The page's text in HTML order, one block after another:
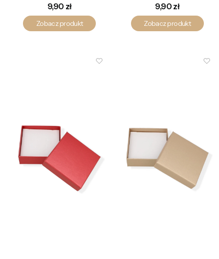
Cena
9,90 zł
Zobacz produkt
Cena
9,90 zł
Zobacz produkt